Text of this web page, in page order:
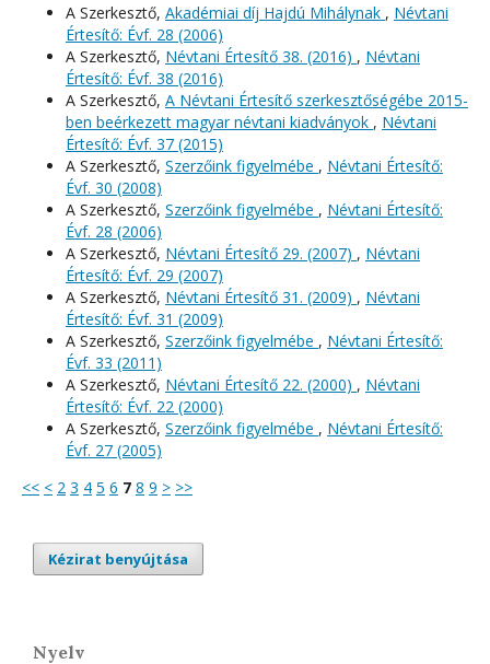
A Szerkesztő, Akadémiai díj Hajdú Mihálynak , Névtani
Értesítő: Évf. 28 (2006)
A Szerkesztő, Névtani Értesítő 38. (2016) , Névtani
Értesítő: Évf. 38 (2016)
A Szerkesztő, A Névtani Értesítő szerkesztőségébe 2015-
ben beérkezett magyar névtani kiadványok , Névtani
Értesítő: Évf. 37 (2015)
A Szerkesztő, Szerzőink figyelmébe , Névtani Értesítő:
Évf. 30 (2008)
A Szerkesztő, Szerzőink figyelmébe , Névtani Értesítő:
Évf. 28 (2006)
A Szerkesztő, Névtani Értesítő 29. (2007) , Névtani
Értesítő: Évf. 29 (2007)
A Szerkesztő, Névtani Értesítő 31. (2009) , Névtani
Értesítő: Évf. 31 (2009)
A Szerkesztő, Szerzőink figyelmébe , Névtani Értesítő:
Évf. 33 (2011)
A Szerkesztő, Névtani Értesítő 22. (2000) , Névtani
Értesítő: Évf. 22 (2000)
A Szerkesztő, Szerzőink figyelmébe , Névtani Értesítő:
Évf. 27 (2005)
<< < 2 3 4 5 6 7 8 9 > >>
Kézirat benyújtása
Nyelv